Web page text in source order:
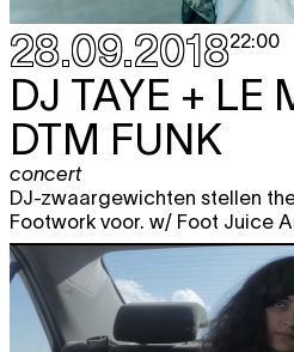
28.09.201822:00
DJ TAYE + LE
DTM FUNK
concert
DJ-zwaargewichten stellen
Footwork voor. w/ Foot Juice